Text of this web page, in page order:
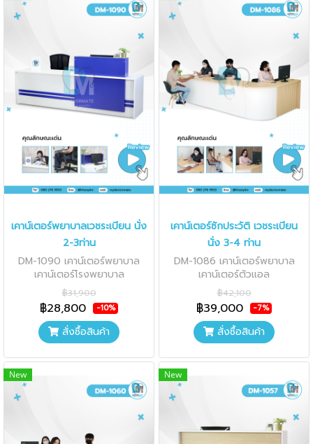
เคาน์เตอร์พยาบาลเวชระเบียน นั่ง
2-3ท่าน
DM-1090 เคาน์เตอร์พยาบาล
เคาน์เตอร์โรงพยาบาล
฿31,900
฿28,800 -10%
สั่งซื้อสินค้า
เคาน์เตอร์ซักประวัติ เวชระเบียน
นั่ง 3-4 ท่าน
DM-1086 เคาน์เตอร์พยาบาล
เคาน์เตอร์ตัวแอล
฿42,100
฿39,000 -7%
สั่งซื้อสินค้า
New New